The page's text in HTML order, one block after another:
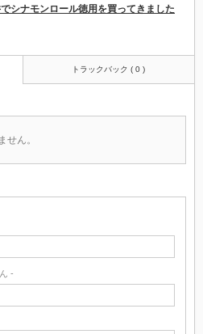
シナモンロール徳用を買ってきました
トラックバック ( 0 )
せん。
-